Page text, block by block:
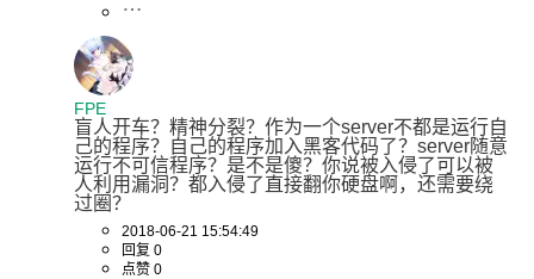
FPE
盲人开车？精神分裂？作为一个server不都是运行自
己的程序？自己的程序加入黑客代码了？server随意
运行不可信程序？是不是傻？你说被入侵了可以被
人利用漏洞？都入侵了直接翻你硬盘啊，还需要绕
过圈？
2018-06-21 15:54:49
回复 0
点赞 0